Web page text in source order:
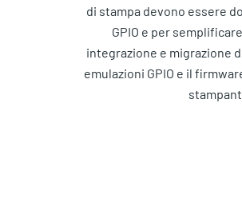
di stampa devono essere
GPIO e per
integrazione e migrazione
emulazioni GPIO e il